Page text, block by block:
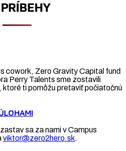
cowork, Zero Gravity Capital fund
Perry Talents sme zostavili
ktoré ti pomôžu pretaviť počiatočnú
sa za nami v Campus
viktor@zero2hero.sk.